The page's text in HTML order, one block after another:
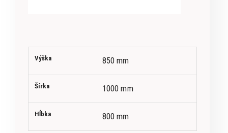
Výška 850 mm
Šírka 1000 mm
Hĺbka 800 mm